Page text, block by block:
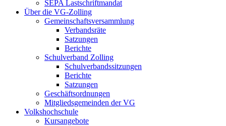
SEPA Lastschriftmandat
Über die VG-Zolling
Gemeinschaftsversammlung
Verbandsräte
Satzungen
Berichte
Schulverband Zolling
Schulverbandssitzungen
Berichte
Satzungen
Geschäftsordnungen
Mitgliedsgemeinden der VG
Volkshochschule
Kursangebote